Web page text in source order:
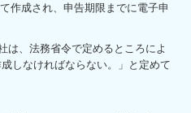
作成され、申告期限までに電子申
は、法務省令で定めるところによ
しなければならない。」と定めて